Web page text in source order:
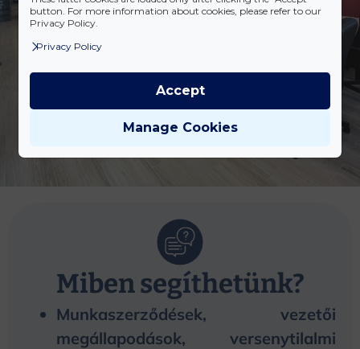
Miben segíthetünk?
Munkaszerződések, vezetői
megállapodások, versenytilalmi
button. For more information about cookies, please refer to our
Privacy Policy.
Privacy Policy
Manage Cookies
Accept